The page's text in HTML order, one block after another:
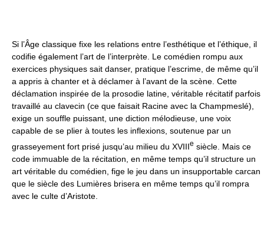
Si l’Âge classique fixe les relations entre l’esthétique et l’éthique, il
codifie également l’art de l’interprète. Le comédien rompu aux
exercices physiques sait danser, pratique l’escrime, de même qu’il
a appris à chanter et à déclamer à l’avant de la scène. Cette
déclamation inspirée de la prosodie latine, véritable récitatif parfois
travaillé au clavecin (ce que faisait Racine avec la Champmeslé),
exige un souffle puissant, une diction mélodieuse, une voix
capable de se plier à toutes les inflexions, soutenue par un
grasseyement fort prisé jusqu’au milieu du XVIIIe siècle. Mais ce
code immuable de la récitation, en même temps qu’il structure un
art véritable du comédien, fige le jeu dans un insupportable carcan
que le siècle des Lumières brisera en même temps qu’il rompra
avec le culte d’Aristote.